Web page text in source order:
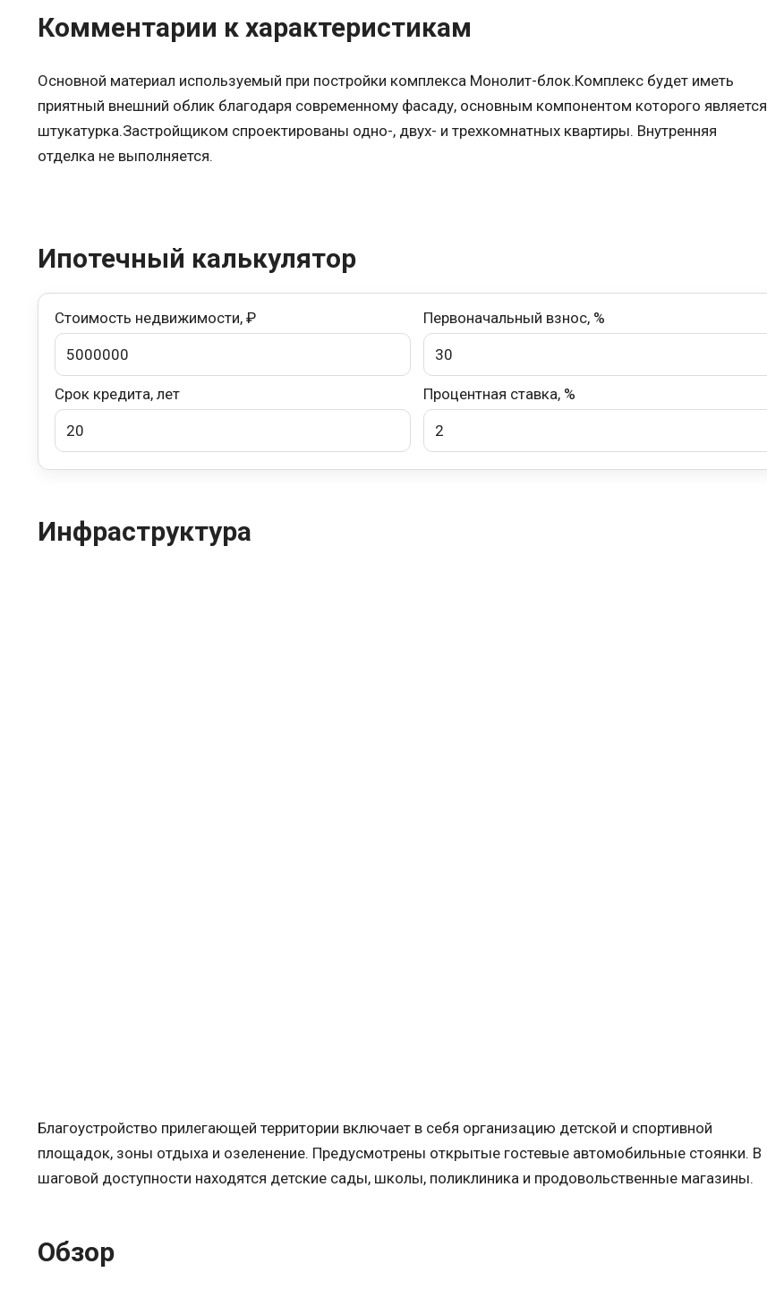
Комментарии к характеристикам
Основной материал используемый при постройки комплекса Монолит-блок.Комплекс будет иметь
приятный внешний облик благодаря современному фасаду, основным компонентом которого является
штукатурка.Застройщиком спроектированы одно-, двух- и трехкомнатных квартиры. Внутренняя
отделка не выполняется.
Ипотечный калькулятор
Стоимость недвижимости, ₽ Первоначальный взнос, %
Срок кредита, лет Процентная ставка, %
Инфраструктура
Благоустройство прилегающей территории включает в себя организацию детской и спортивной
площадок, зоны отдыха и озеленение. Предусмотрены открытые гостевые автомобильные стоянки. В
шаговой доступности находятся детские сады, школы, поликлиника и продовольственные магазины.
Обзор